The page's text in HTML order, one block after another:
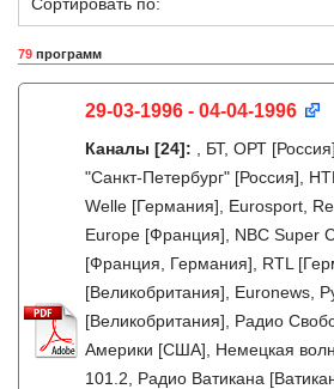
79 программ
29-03-1996 - 04-04-1996
Каналы [24]:
, БТ, ОРТ
"Санкт-Петербург" [Россия],
Welle [Германия], Eurosport,
Europe [Франция], NBC Super
[Франция, Германия], RTL
[Великобритания], Euronews,
[Великобритания], Радио
Америки [США], Немецкая
101.2, Радио Ватикана